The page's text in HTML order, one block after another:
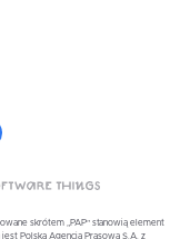
skrótem „PAP” stanowią element
Polska Agencja Prasowa S.A. z